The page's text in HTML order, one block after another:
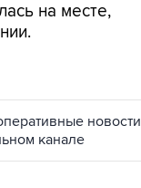
на месте,
новости
канале